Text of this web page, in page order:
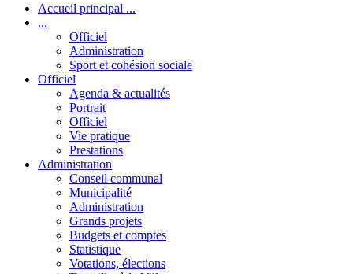
Accueil principal ...
...
Officiel
Administration
Sport et cohésion sociale
Officiel
Agenda & actualités
Portrait
Officiel
Vie pratique
Prestations
Administration
Conseil communal
Municipalité
Administration
Grands projets
Budgets et comptes
Statistique
Votations, élections